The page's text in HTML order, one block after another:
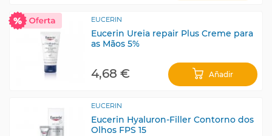
EUCERIN
Eucerin Ureia repair Plus Creme para
as Mãos 5%
4,68 € Añadir
EUCERIN
Eucerin Hyaluron-Filler Contorno dos
Olhos FPS 15